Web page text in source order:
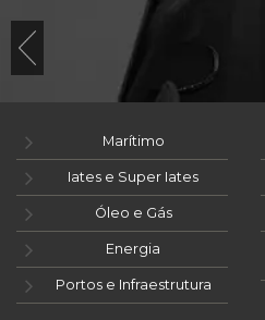
Marítimo
Iates e Super Iates
Óleo e Gás
Energia
Portos e Infraestrutura